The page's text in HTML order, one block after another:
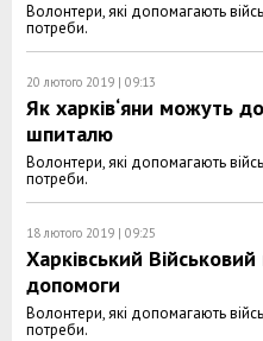
Волонтери, які допомагають
потреби.
20 лютого 2019 | 09:13
Як харків‘яни можуть
шпиталю
Волонтери, які допомагають
потреби.
18 лютого 2019 | 09:25
Харківський
допомоги
Волонтери, які допомагають
потреби.